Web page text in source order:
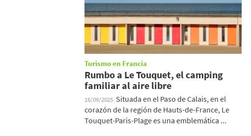
Turismo en Francia
Rumbo a Le Touquet, el camping
familiar al aire libre
16/09/2025 Situada en el Paso de Calais, en el
corazón de la región de Hauts-de-France, Le
Touquet-Paris-Plage es una emblemática ...